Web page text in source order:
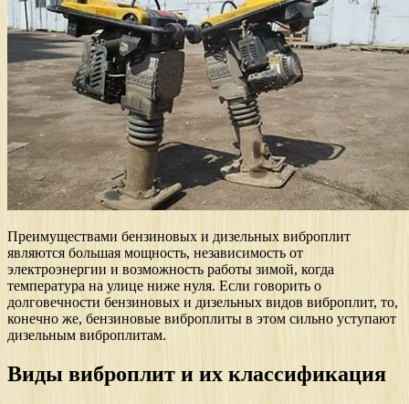
Преимуществами бензиновых и дизельных виброплит
являются большая мощность, независимость от
электроэнергии и возможность работы зимой, когда
температура на улице ниже нуля. Если говорить о
долговечности бензиновых и дизельных видов виброплит, то,
конечно же, бензиновые виброплиты в этом сильно уступают
дизельным виброплитам.
Виды виброплит и их классификация